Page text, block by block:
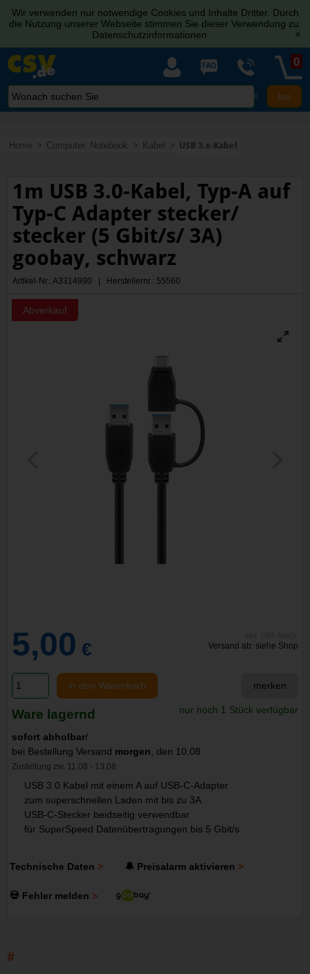
Wir verwenden nur notwendige Cookies und Inhalte Dritter. Durch
die Nutzung unserer Webseite stimmen Sie dieser Verwendung zu.
Datenschutzinformationen
[x]
X
0
Home Computer, Notebook Kabel USB 3.x-Kabel
1m USB 3.0-Kabel, Typ-A auf
Typ-C Adapter stecker/
stecker (5 Gbit/s/ 3A)
goobay, schwarz
Artikel-Nr.: A3314990 | Herstellernr.: 55560
Abverkauf
5,00 € Versand ab: siehe Shop
in den Warenkorb merken
Ware lagernd nur noch 1 Stück verfügbar
sofort abholbar/
bei Bestellung Versand morgen, den 10.08
Zustellung zw. 11.08 - 13.08
USB 3.0 Kabel mit einem A auf USB-C-Adapter
zum superschnellen Laden mit bis zu 3A
USB-C-Stecker beidseitig verwendbar
für SuperSpeed Datenübertragungen bis 5 Gbit/s
Technische Daten 🔔 Preisalarm aktivieren
💀 Fehler melden